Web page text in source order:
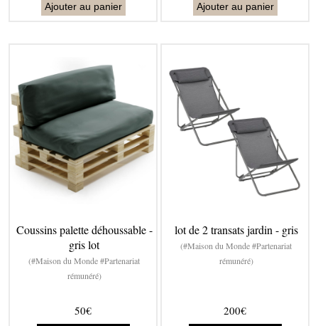
Ajouter au panier Ajouter au panier
Coussins palette déhoussable -
gris lot
(#Maison du Monde #Partenariat
rémunéré)
50€
lot de 2 transats jardin - gris
(#Maison du Monde #Partenariat
rémunéré)
200€